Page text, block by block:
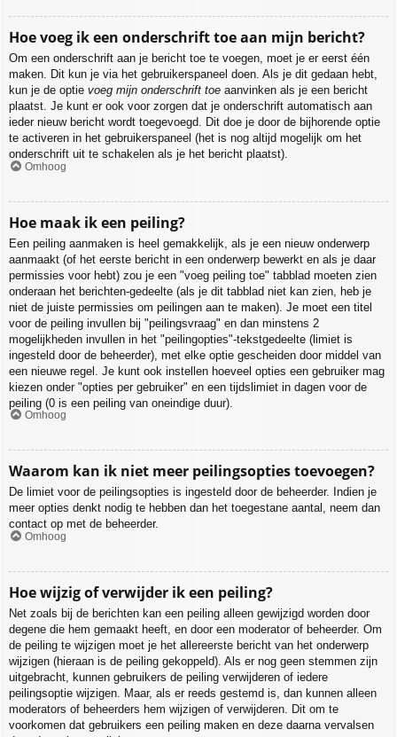
Hoe voeg ik een onderschrift toe aan mijn bericht?
Om een onderschrift aan je bericht toe te voegen, moet je er eerst één
maken. Dit kun je via het gebruikerspaneel doen. Als je dit gedaan hebt,
kun je de optie voeg mijn onderschrift toe aanvinken als je een bericht
plaatst. Je kunt er ook voor zorgen dat je onderschrift automatisch aan
ieder nieuw bericht wordt toegevoegd. Dit doe je door de bijhorende optie
te activeren in het gebruikerspaneel (het is nog altijd mogelijk om het
onderschrift uit te schakelen als je het bericht plaatst).
Omhoog
Hoe maak ik een peiling?
Een peiling aanmaken is heel gemakkelijk, als je een nieuw onderwerp
aanmaakt (of het eerste bericht in een onderwerp bewerkt en als je daar
permissies voor hebt) zou je een "voeg peiling toe" tabblad moeten zien
onderaan het berichten-gedeelte (als je dit tabblad niet kan zien, heb je
niet de juiste permissies om peilingen aan te maken). Je moet een titel
voor de peiling invullen bij "peilingsvraag" en dan minstens 2
mogelijkheden invullen in het "peilingopties"-tekstgedeelte (limiet is
ingesteld door de beheerder), met elke optie gescheiden door middel van
een nieuwe regel. Je kunt ook instellen hoeveel opties een gebruiker mag
kiezen onder "opties per gebruiker" en een tijdslimiet in dagen voor de
peiling (0 is een peiling van oneindige duur).
Omhoog
Waarom kan ik niet meer peilingsopties toevoegen?
De limiet voor de peilingsopties is ingesteld door de beheerder. Indien je
meer opties denkt nodig te hebben dan het toegestane aantal, neem dan
contact op met de beheerder.
Omhoog
Hoe wijzig of verwijder ik een peiling?
Net zoals bij de berichten kan een peiling alleen gewijzigd worden door
degene die hem gemaakt heeft, en door een moderator of beheerder. Om
de peiling te wijzigen moet je het allereerste bericht van het onderwerp
wijzigen (hieraan is de peiling gekoppeld). Als er nog geen stemmen zijn
uitgebracht, kunnen gebruikers de peiling verwijderen of iedere
peilingsoptie wijzigen. Maar, als er reeds gestemd is, dan kunnen alleen
moderators of beheerders hem wijzigen of verwijderen. Dit om te
voorkomen dat gebruikers een peiling maken en deze daarna vervalsen